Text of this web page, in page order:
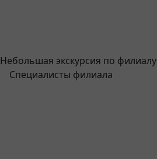
Небольшая экскурсия по филиалу
Специалисты филиала